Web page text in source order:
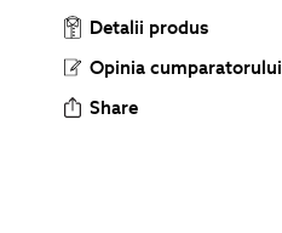
Detalii produs
Opinia cumparatorului
Share